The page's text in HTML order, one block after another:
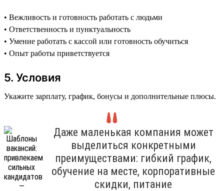
• Вежливость и готовность работать с людьми
• Ответственность и пунктуальность
• Умение работать с кассой или готовность обучиться
• Опыт работы приветствуется
5. Условия
Укажите зарплату, график, бонусы и дополнительные плюсы.
Даже маленькая компания может
выделиться конкретными
преимуществами: гибкий график,
обучение на месте, корпоративные
скидки, питание